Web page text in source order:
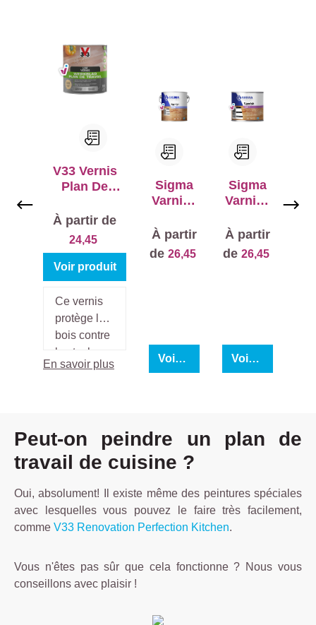
V33 Vernis
Plan De
À partir de
24,45
Voir produit
Ce vernis
protège le
bois contre
les taches,
les rayures
protection
renforcée
pour un
usage
intensif.
En savoir plus
Sigma
Varnish
Matt
À partir
de26,45
Voir produit
Sigma
Varnish
À partir
de26,45
Voir produit
Peut-on peindre un plan de
travail de cuisine ?
Oui, absolument! Il existe même des peintures spéciales
avec lesquelles vous pouvez le faire très facilement,
comme V33 Renovation Perfection Kitchen.
Vous n'êtes pas sûr que cela fonctionne ? Nous vous
conseillons avec plaisir !